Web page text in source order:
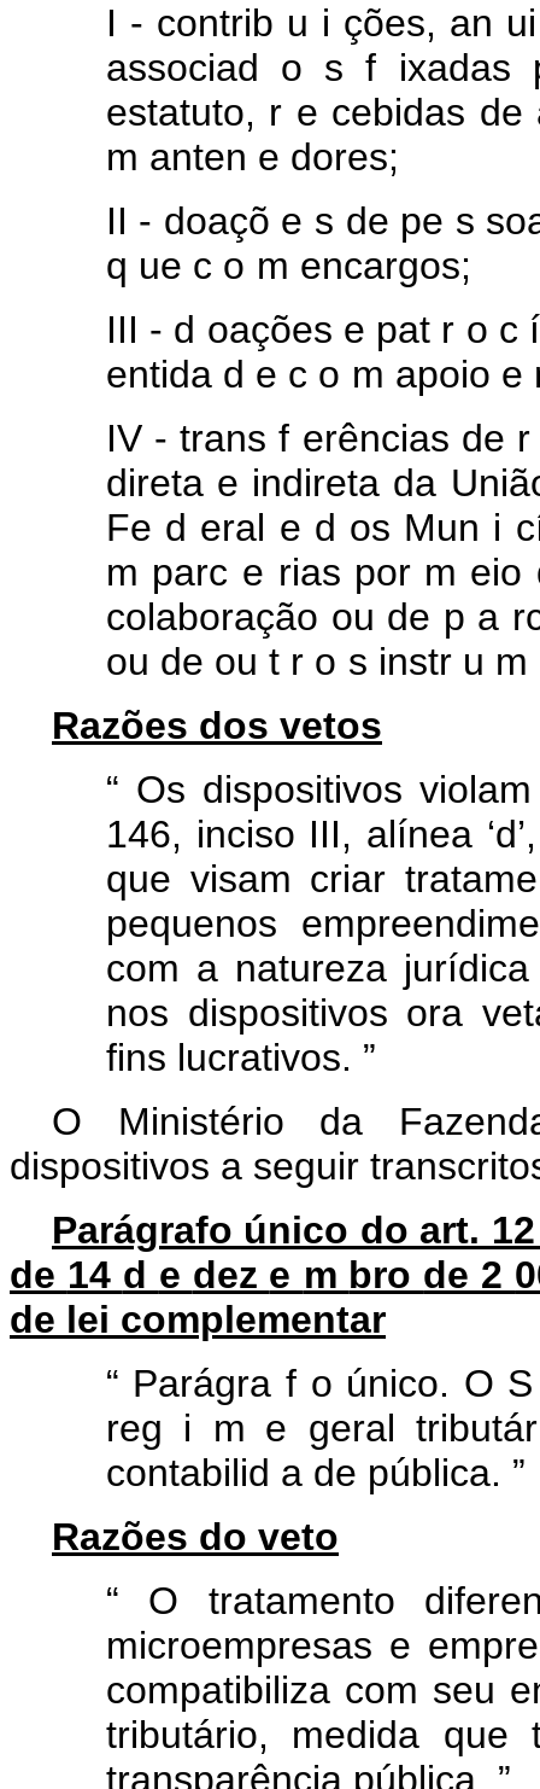
I - contrib u i ções, an
associad o sf
estatuto, r e cebidas de
m anten e dores;
II - doaçõ e s de pe s
q ue c o m encargos;
III - d oações e pat r o c
entida d e c o m apoio e
IV -transf erências de
direta e indireta da
Fe d eral e d os Mun i
m parc e rias por m eio
colaboração ou de p a
ou de ou t r o s instr u m
Razões dos vetos
“ Os dispositivos
146, inciso III, alínea
que visam criar
pequenos
com a natureza
nos dispositivos ora
fins lucrativos. ”
O Ministério da
dispositivos a seguir
Parágrafo único do art.
de 14 d e dez e m bro de 2
de lei complementar
“ Parágra f o único. O
reg i m e geral
contabilid a de pública. ”
Razões do veto
“ O tratamento
microempresas e
compatibiliza com seu
tributário, medida que
transparência pública. ”